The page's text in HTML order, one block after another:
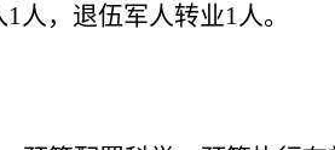
1人，退伍军人转业1人。